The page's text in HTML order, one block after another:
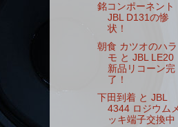
銘コンポーネント
JBL D131の惨
状！
朝食 カツオのハラ
モ と JBL LE20
新品リコーン完
了！
下田到着 と JBL
4344 ロジウム
ッキ端子交換中